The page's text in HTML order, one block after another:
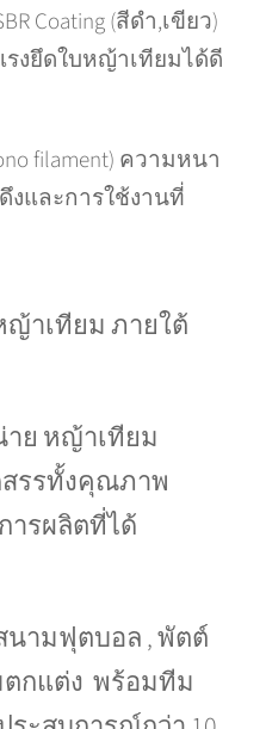
Coating (สีดำ,เขียว)
งยึดใบหญ้าเทียมได้ดี
filament) ความหนา
งและการใช้งานที่
ญ้าเทียม ภายใต้
าย หญ้าเทียม
สรรทั้งคุณภาพ
ารผลิตที่ได้
ามฟุตบอล , พัตต์
กแต่ง พร้อมทีม